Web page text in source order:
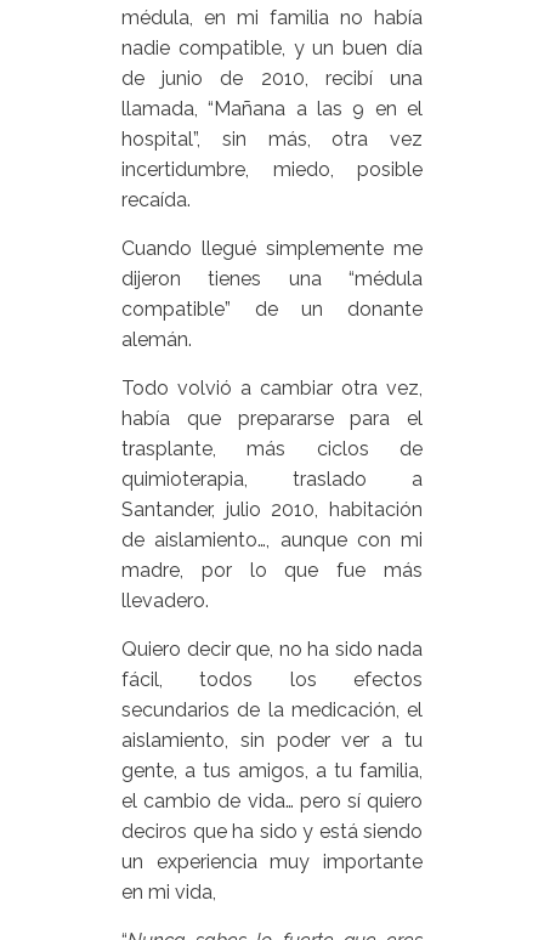
médula, en mi familia no había
nadie compatible, y un buen día
de junio de 2010, recibí una
llamada, “Mañana a las 9 en el
hospital”, sin más, otra vez
incertidumbre, miedo, posible
recaída.
Cuando llegué simplemente me
dijeron tienes una “médula
compatible” de un donante
alemán.
Todo volvió a cambiar otra vez,
había que prepararse para el
trasplante, más ciclos de
quimioterapia, traslado a
Santander, julio 2010, habitación
de aislamiento…, aunque con mi
madre, por lo que fue más
llevadero.
Quiero decir que, no ha sido nada
fácil, todos los efectos
secundarios de la medicación, el
aislamiento, sin poder ver a tu
gente, a tus amigos, a tu familia,
el cambio de vida… pero sí quiero
deciros que ha sido y está siendo
un experiencia muy importante
en mi vida,